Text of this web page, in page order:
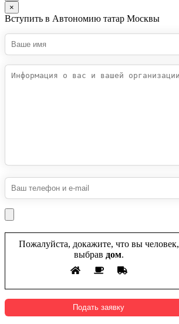
×
Вступить в Автономию татар Москвы
Пожалуйста, докажите, что вы человек,
выбрав дом.